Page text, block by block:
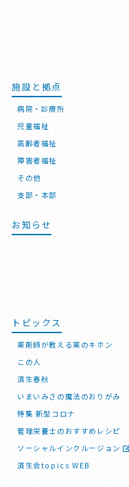
施設と拠点
病院・診療所
児童福祉
高齢者福祉
障害者福祉
その他
支部・本部
お知らせ
トピックス
薬剤師が教える薬のキホン
この人
済生春秋
いまいみさの魔法のおりがみ
特集 新型コロナ
管理栄養士のおすすめレシピ
ソーシャルインクルージョン
済生会topics WEB